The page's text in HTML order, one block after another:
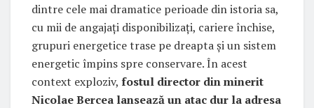
dintre cele mai dramatice perioade din istoria sa,
cu mii de angajați disponibilizați, cariere închise,
grupuri energetice trase pe dreapta și un sistem
energetic împins spre conservare. În acest
context exploziv, fostul director din minerit
Nicolae Bercea lansează un atac dur la adresa